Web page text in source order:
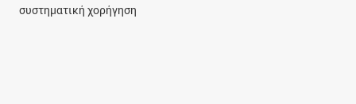
συστηματική χορήγηση